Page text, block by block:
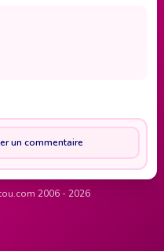
un commentaire
2006 - 2026